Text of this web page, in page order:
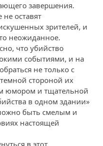
завершения.
оставят
зрителей, и
неожиданное.
что убийство
событиями, и на
не только с
стороной их
юмором и тщательной
в одном здании»
быть смелым и
настоящей
в этот